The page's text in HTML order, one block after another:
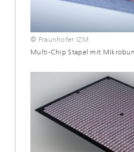
© Fraunhofer IZM
Multi-Chip Stapel mit